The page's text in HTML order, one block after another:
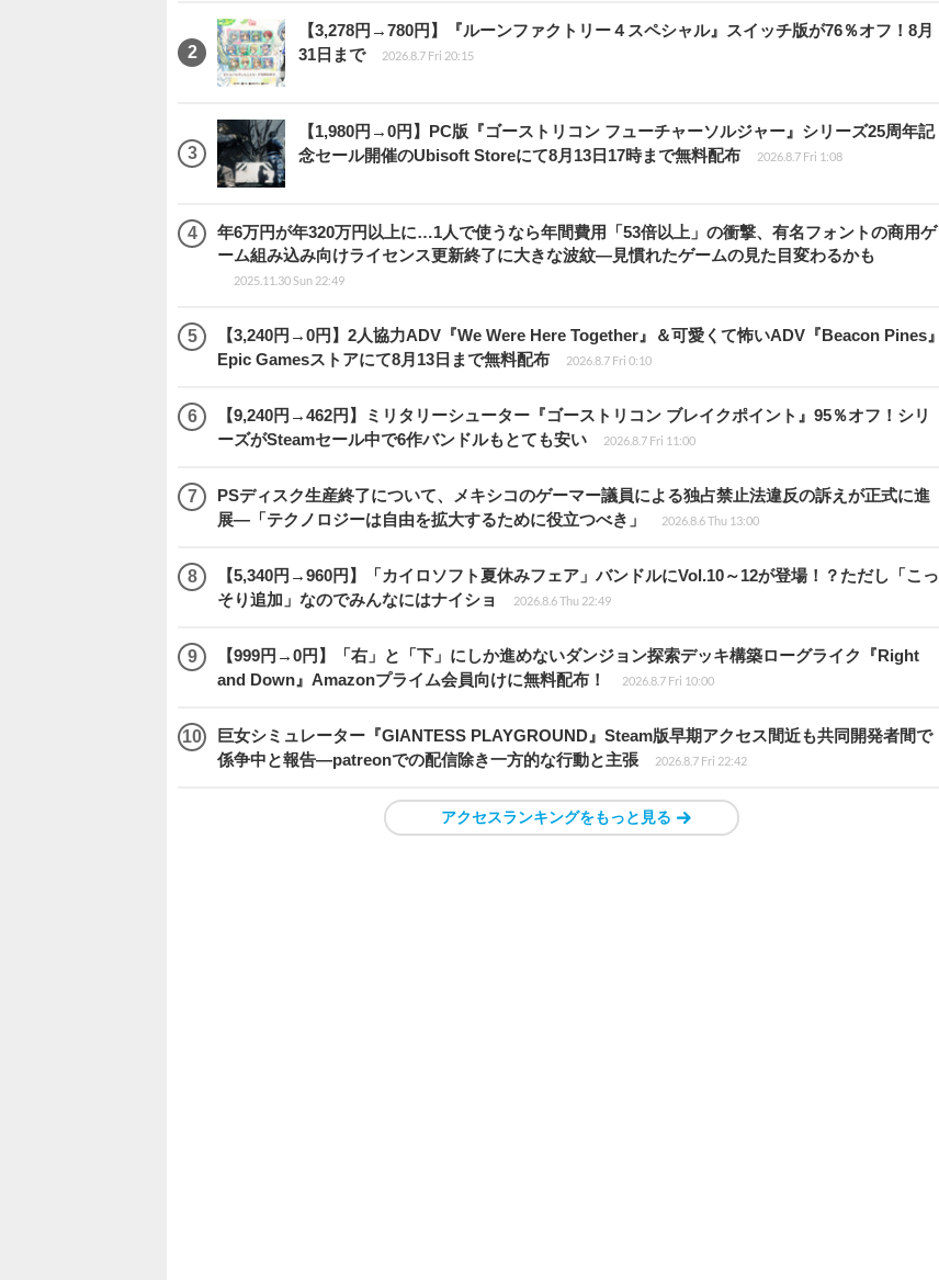
【3,278円→780円】『ルーンファクトリー４スペシャル』スイッチ版が76％オフ！8月
31日まで
2026.8.7 Fri 20:15
【1,980円→0円】PC版『ゴーストリコン フューチャーソルジャー』シリーズ25周年記
念セール開催のUbisoft Storeにて8月13日17時まで無料配布
2026.8.7 Fri 1:08
年6万円が年320万円以上に…1人で使うなら年間費用「53倍以上」の衝撃、有名フォントの商用ゲ
ーム組み込み向けライセンス更新終了に大きな波紋―見慣れたゲームの見た目変わるかも
2025.11.30 Sun 22:49
【3,240円→0円】2人協力ADV『We Were Here Together』＆可愛くて怖いADV『Beacon Pines』
Epic Gamesストアにて8月13日まで無料配布
2026.8.7 Fri 0:10
【9,240円→462円】ミリタリーシューター『ゴーストリコン ブレイクポイント』95％オフ！シリ
ーズがSteamセール中で6作バンドルもとても安い
2026.8.7 Fri 11:00
PSディスク生産終了について、メキシコのゲーマー議員による独占禁止法違反の訴えが正式に進
展―「テクノロジーは自由を拡大するために役立つべき」
2026.8.6 Thu 13:00
【5,340円→960円】「カイロソフト夏休みフェア」バンドルにVol.10～12が登場！？ただし「こっ
そり追加」なのでみんなにはナイショ
2026.8.6 Thu 22:49
【999円→0円】「右」と「下」にしか進めないダンジョン探索デッキ構築ローグライク『Right
and Down』Amazonプライム会員向けに無料配布！
2026.8.7 Fri 10:00
巨女シミュレーター『GIANTESS PLAYGROUND』Steam版早期アクセス間近も共同開発者間で
係争中と報告―patreonでの配信除き一方的な行動と主張
2026.8.7 Fri 22:42
アクセスランキングをもっと見る